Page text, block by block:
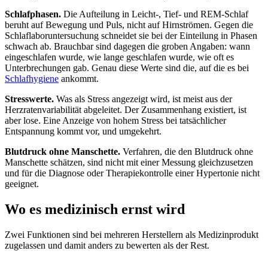
Schlafphasen. Die Aufteilung in Leicht-, Tief- und REM-Schlaf
beruht auf Bewegung und Puls, nicht auf Hirnströmen. Gegen die
Schlaflaboruntersuchung schneidet sie bei der Einteilung in Phasen
schwach ab. Brauchbar sind dagegen die groben Angaben: wann
eingeschlafen wurde, wie lange geschlafen wurde, wie oft es
Unterbrechungen gab. Genau diese Werte sind die, auf die es bei
Schlafhygiene ankommt.
Stresswerte. Was als Stress angezeigt wird, ist meist aus der
Herzratenvariabilität abgeleitet. Der Zusammenhang existiert, ist
aber lose. Eine Anzeige von hohem Stress bei tatsächlicher
Entspannung kommt vor, und umgekehrt.
Blutdruck ohne Manschette. Verfahren, die den Blutdruck ohne
Manschette schätzen, sind nicht mit einer Messung gleichzusetzen
und für die Diagnose oder Therapiekontrolle einer Hypertonie nicht
geeignet.
Wo es medizinisch ernst wird
Zwei Funktionen sind bei mehreren Herstellern als Medizinprodukt
zugelassen und damit anders zu bewerten als der Rest.